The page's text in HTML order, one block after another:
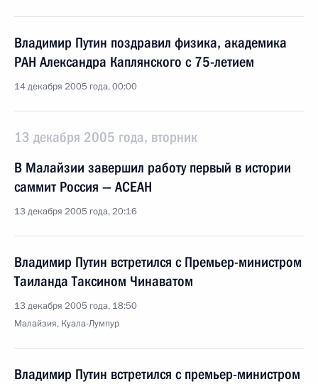
Владимир Путин поздравил физика, академика
РАН Александра Каплянского с 75-летием
14 декабря 2005 года, 00:00
13 декабря 2005 года, вторник
В Малайзии завершил работу первый в истории
саммит Россия — АСЕАН
13 декабря 2005 года, 20:16
Владимир Путин встретился с Премьер-министром
Таиланда Таксином Чинаватом
13 декабря 2005 года, 18:50
Малайзия, Куала-Лумпур
Владимир Путин встретился с премьер-министром